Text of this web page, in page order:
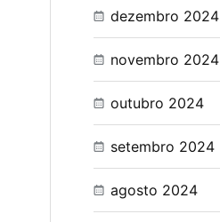
dezembro 2024
novembro 2024
outubro 2024
setembro 2024
agosto 2024